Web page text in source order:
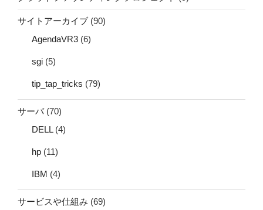
サイトアーカイブ (90)
AgendaVR3 (6)
sgi (5)
tip_tap_tricks (79)
サーバ(70)
DELL(4)
hp (11)
IBM (4)
サービスや仕組み (69)